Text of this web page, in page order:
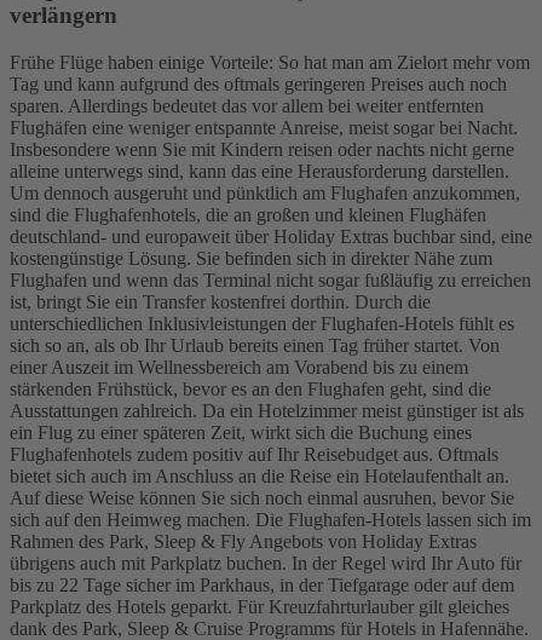
verlängern
Frühe Flüge haben einige Vorteile: So hat man am Zielort mehr vom
Tag und kann aufgrund des oftmals geringeren Preises auch noch
sparen. Allerdings bedeutet das vor allem bei weiter entfernten
Flughäfen eine weniger entspannte Anreise, meist sogar bei Nacht.
Insbesondere wenn Sie mit Kindern reisen oder nachts nicht gerne
alleine unterwegs sind, kann das eine Herausforderung darstellen.
Um dennoch ausgeruht und pünktlich am Flughafen anzukommen,
sind die Flughafenhotels, die an großen und kleinen Flughäfen
deutschland- und europaweit über Holiday Extras buchbar sind, eine
kostengünstige Lösung. Sie befinden sich in direkter Nähe zum
Flughafen und wenn das Terminal nicht sogar fußläufig zu erreichen
ist, bringt Sie ein Transfer kostenfrei dorthin. Durch die
unterschiedlichen Inklusivleistungen der Flughafen-Hotels fühlt es
sich so an, als ob Ihr Urlaub bereits einen Tag früher startet. Von
einer Auszeit im Wellnessbereich am Vorabend bis zu einem
stärkenden Frühstück, bevor es an den Flughafen geht, sind die
Ausstattungen zahlreich. Da ein Hotelzimmer meist günstiger ist als
ein Flug zu einer späteren Zeit, wirkt sich die Buchung eines
Flughafenhotels zudem positiv auf Ihr Reisebudget aus. Oftmals
bietet sich auch im Anschluss an die Reise ein Hotelaufenthalt an.
Auf diese Weise können Sie sich noch einmal ausruhen, bevor Sie
sich auf den Heimweg machen. Die Flughafen-Hotels lassen sich im
Rahmen des Park, Sleep & Fly Angebots von Holiday Extras
übrigens auch mit Parkplatz buchen. In der Regel wird Ihr Auto für
bis zu 22 Tage sicher im Parkhaus, in der Tiefgarage oder auf dem
Parkplatz des Hotels geparkt. Für Kreuzfahrturlauber gilt gleiches
dank des Park, Sleep & Cruise Programms für Hotels in Hafennähe.